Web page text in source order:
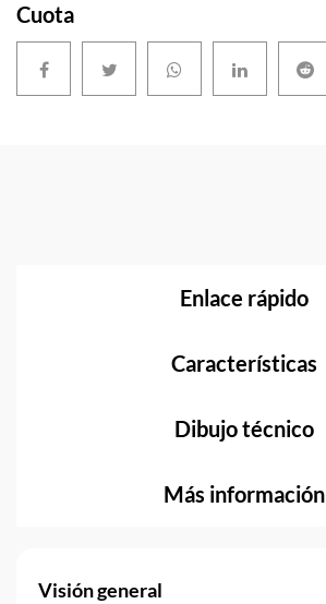
Cuota
Enlace rápido
Características
Dibujo técnico
Más información
Visión general